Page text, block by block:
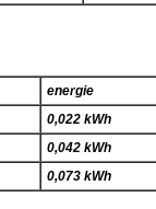
energie
0,022 kWh
0,042 kWh
0,073 kWh